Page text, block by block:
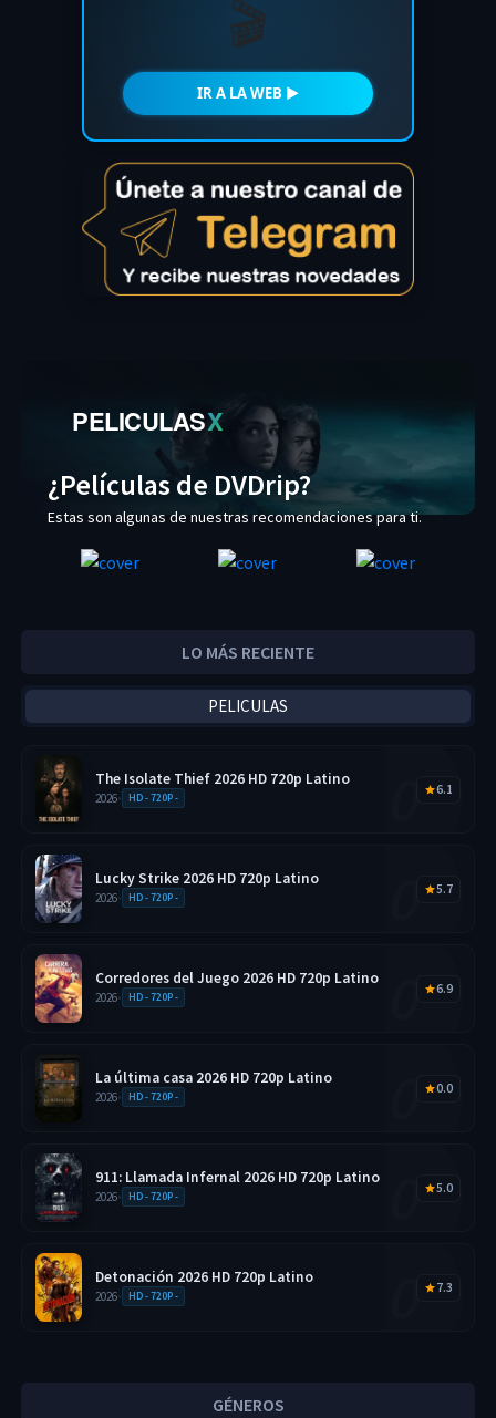
🎬
IR A LA WEB ►
PELICULASX
¿Películas de DVDrip?
Estas son algunas de nuestras recomendaciones para ti.
LO MÁS RECIENTE
PELICULAS
The Isolate Thief 2026 HD 720p Latino
2026• HD - 720P -
6.1
Lucky Strike 2026 HD 720p Latino
2026• HD - 720P -
5.7
Corredores del Juego 2026 HD 720p Latino
2026• HD - 720P -
6.9
La última casa 2026 HD 720p Latino
2026• HD - 720P -
0.0
911: Llamada Infernal 2026 HD 720p Latino
2026• HD - 720P -
5.0
Detonación 2026 HD 720p Latino
2026• HD - 720P -
7.3
GÉNEROS